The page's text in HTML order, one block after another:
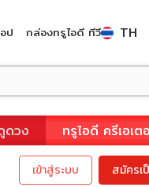
ป กล่องทรูไอดี ทีวี TH
ดวง ทรูไอดี ครีเอเต
เข้าสู่ระบบ สมัครเ